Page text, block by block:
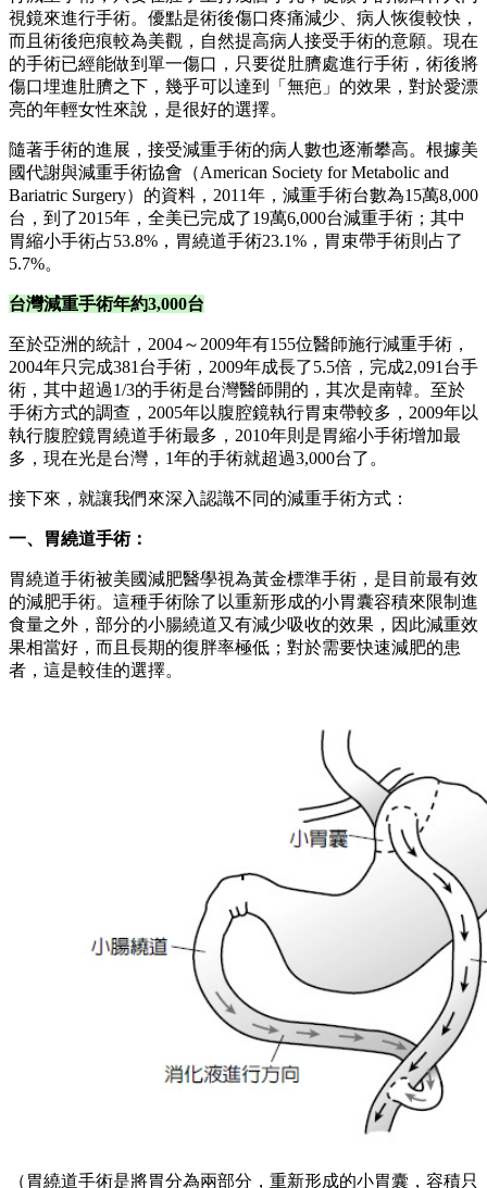
的減肥手術。這種手術除了以重新形成的小胃囊容積來限制進
食量之外，部分的小腸繞道又有減少吸收的效果，因此減重效
果相當好，而且長期的復胖率極低；對於需要快速減肥的患
者，這是較佳的選擇。
（胃繞道手術是將胃分為兩部分，重新形成的小胃囊，容積只
有 20~25C.C.，再將小腸繞道，不但可限制進食量，還能減少
食物吸收，達到雙重效果，術後1年平均可減去8成左右體重，
效果相當好。）
以腹腔鏡手術以將胃大彎袖狀切除，保留約100C.C.的胃容
量，經由降低並限制食量來達到減重效果。另外，胃部切除
後，可降低飢餓素的分泌，進而減少飢餓感。
胃縮小手術的安全性較高，併發症比例較低，手術後飲食品質
較胃繞道好，不會有「傾倒症候群」（食物直接進入空腸內，
未在胃內獲得消化液適當的攪拌、稀釋，因而造成不適）。根
據國內外的研究結果顯示，BMI小於40的肥胖病人，如果做的
是胃縮小減重手術，減重效果不亞於胃繞道手術，非常適合東